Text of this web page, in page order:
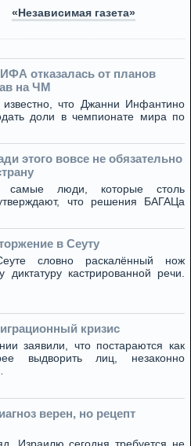
«Независимая газета»
отказалась от планов
на ЧМ
что Джанни Инфантино
доли в чемпионате мира по
этого вовсе не обязательно
люди, которые столь
что решения БАГАЦа
в Сеуту
словно раскалённый нож
диктатуру кастрированной речи.
кризис
заявили, что постараются как
выдворить лиц, незаконно
верен, но рецепт